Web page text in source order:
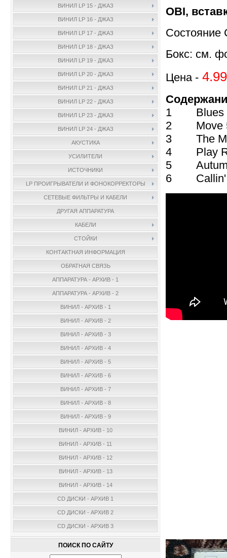
ВИНИЛ LP 15 - ДЖАЗ
ВИНИЛ LP 16 - ДЖАЗ
ВИНИЛ LP 17 - ДЖАЗ
ВИНИЛ LP 18 - ДЖАЗ
ВИНИЛ LP 19 - ДЖАЗ
ВИНИЛ LP 20 - ДЖАЗ
ВИНИЛ LP 21 - ДЖАЗ
ВИНИЛ LP 22 - ДЖАЗ
ВИНИЛ LP 23 - ДЖАЗ
ВИНИЛ LP 24 - ДЖАЗ
АКУСТИКА
УСИЛИТЕЛИ
ИСТОЧНИКИ
LP ПРОИГРЫВАТЕЛИ И ФОНОКОРРЕКТОРЫ
СЕТЕВЫЕ ФИЛЬТРЫ И КАБЕЛИ
ДРУГАЯ АППАРАТУРА
КАБЕЛИ
СТОЙКИ
КОНТАКТНАЯ ИНФОРМАЦИЯ
ОБРАТНАЯ СВЯЗЬ
АППАРАТУРА - АРХИВ - 1
АППАРАТУРА - АРХИВ - 2
ВИНИЛ - АРХИВ - 1
ВИНИЛ - АРХИВ - 2
ВИНИЛ - АРХИВ - 3
ВИНИЛ - АРХИВ - 4
ВИНИЛ - АРХИВ - 5
ВИНИЛ - АРХИВ - 6
ВИНИЛ - АРХИВ - 7
ВИНИЛ - АРХИВ - 8
ВИНИЛ - АРХИВ - 9
ВИНИЛ - АРХИВ - 10
ВИНИЛ - АРХИВ - 11
ВИНИЛ - АРХИВ - 12
ВИНИЛ - АРХИВ - 13
ВИНИЛ - АРХИВ - 14
CD ДИСКИ - АРХИВ 1
CD ДИСКИ - АРХИВ 2
CD ДИСКИ - АРХИВ 3
ПОИСК ПО САЙТУ
OBI,
Состояние
Бокс: см.
Цена -
1 Blues
2 Move
3 The
4 Play
5 Autumn
6 Callin'